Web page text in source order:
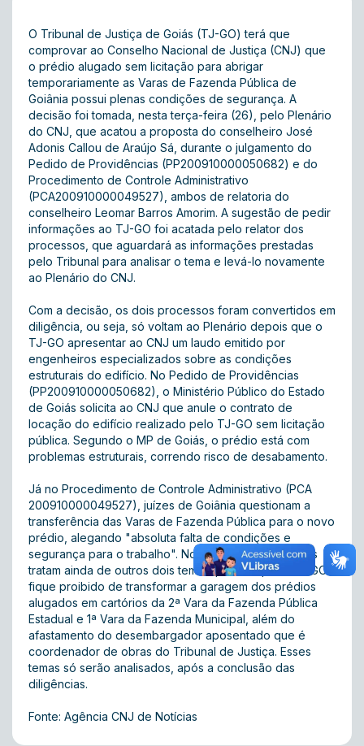
O Tribunal de Justiça de Goiás (TJ-GO) terá que
comprovar ao Conselho Nacional de Justiça (CNJ) que
o prédio alugado sem licitação para abrigar
temporariamente as Varas de Fazenda Pública de
Goiânia possui plenas condições de segurança. A
decisão foi tomada, nesta terça-feira (26), pelo Plenário
do CNJ, que acatou a proposta do conselheiro José
Adonis Callou de Araújo Sá, durante o julgamento do
Pedido de Providências (PP200910000050682) e do
Procedimento de Controle Administrativo
(PCA200910000049527), ambos de relatoria do
conselheiro Leomar Barros Amorim. A sugestão de pedir
informações ao TJ-GO foi acatada pelo relator dos
processos, que aguardará as informações prestadas
pelo Tribunal para analisar o tema e levá-lo novamente
ao Plenário do CNJ.
Com a decisão, os dois processos foram convertidos em
diligência, ou seja, só voltam ao Plenário depois que o
TJ-GO apresentar ao CNJ um laudo emitido por
engenheiros especializados sobre as condições
estruturais do edifício. No Pedido de Providências
(PP200910000050682), o Ministério Público do Estado
de Goiás solicita ao CNJ que anule o contrato de
locação do edifício realizado pelo TJ-GO sem licitação
pública. Segundo o MP de Goiás, o prédio está com
problemas estruturais, correndo risco de desabamento.
Já no Procedimento de Controle Administrativo (PCA
200910000049527), juízes de Goiânia questionam a
transferência das Varas de Fazenda Pública para o novo
prédio, alegando "absoluta falta de condições e
segurança para o trabalho". No mesmo PCA, os juízes
tratam ainda de outros dois temas: pedem que o TJ-GO
fique proibido de transformar a garagem dos prédios
alugados em cartórios da 2ª Vara da Fazenda Pública
Estadual e 1ª Vara da Fazenda Municipal, além do
afastamento do desembargador aposentado que é
coordenador de obras do Tribunal de Justiça. Esses
temas só serão analisados, após a conclusão das
diligências.
Fonte: Agência CNJ de Notícias